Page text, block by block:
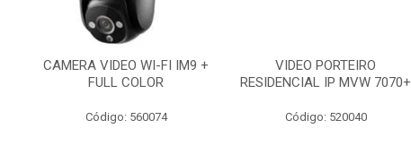
CAMERA VIDEO WI-FI IM9 +
FULL COLOR
Código: 560074
VIDEO PORTEIRO
RESIDENCIAL IP MVW 7070+
Código: 520040